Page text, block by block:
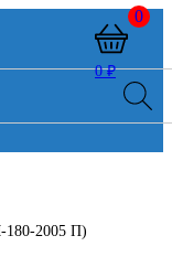
0 ₽
0
2005 П)